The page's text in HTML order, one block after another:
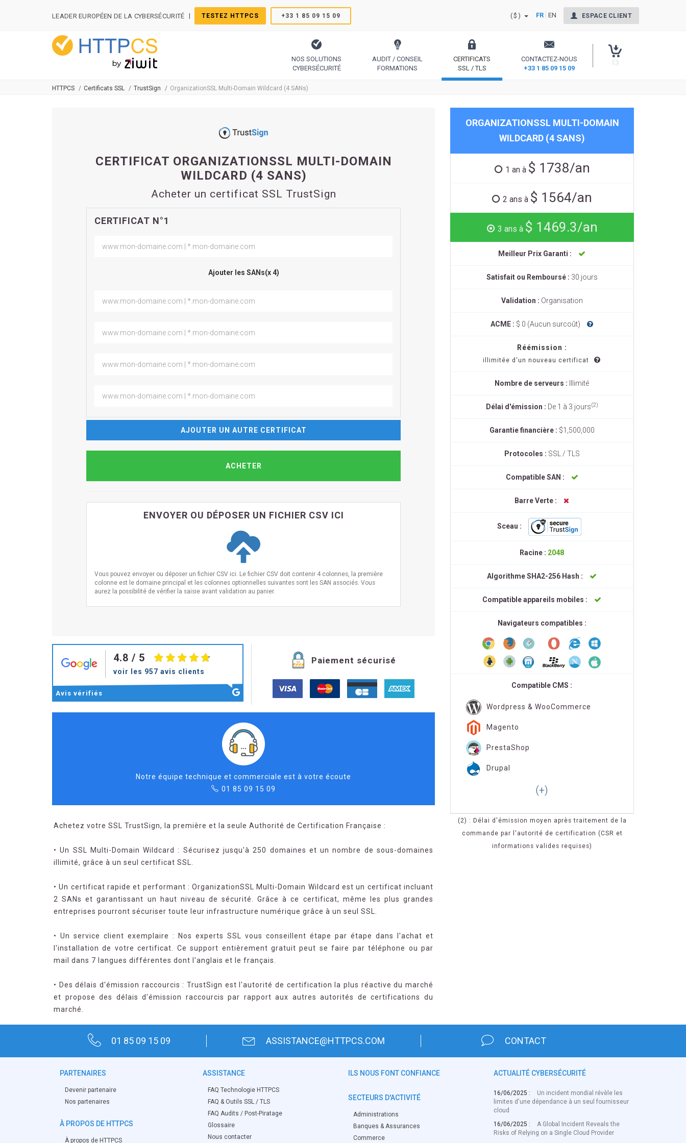
LEADER EUROPÉEN DE LA CYBERSÉCURITÉ | TESTEZ HTTPCS +33 1 85 09 15 09 ($) FR EN ESPACE CLIENT
NOS SOLUTIONS
CYBERSÉCURITÉ
AUDIT / CONSEIL
FORMATIONS
CERTIFICATS
SSL / TLS
CONTACTEZ-NOUS
+33 1 85 09 15 09
(0)
HTTPCS Certificats SSL TrustSign OrganizationSSL Multi-Domain Wildcard (4 SANs)
CERTIFICAT ORGANIZATIONSSL MULTI-DOMAIN
WILDCARD (4 SANS)
Acheter un certificat SSL TrustSign
CERTIFICAT N°1
Ajouter les SANs(x 4)
AJOUTER UN AUTRE CERTIFICAT
ENVOYER OU DÉPOSER UN FICHIER CSV ICI
Vous pouvez envoyer ou déposer un fichier CSV ici. Le fichier CSV doit contenir 4 colonnes, la première
colonne est le domaine principal et les colonnes optionnelles suivantes sont les SAN associés. Vous
aurez la possibilité de vérifier la saisie avant validation au panier.
4.8 / 5
voir les 957 avis clients
Avis vérifiés
Paiement sécurisé
Notre équipe technique et commerciale est à votre écoute
01 85 09 15 09
Achetez votre SSL TrustSign, la première et la seule Authorité de Certification Française :
• Un SSL Multi-Domain Wildcard : Sécurisez jusqu'à 250 domaines et un nombre de sous-domaines
illimité, grâce à un seul certificat SSL.
• Un certificat rapide et performant : OrganizationSSL Multi-Domain Wildcard est un certificat incluant
2 SANs et garantissant un haut niveau de sécurité. Grâce à ce certificat, même les plus grandes
entreprises pourront sécuriser toute leur infrastructure numérique grâce à un seul SSL.
• Un service client exemplaire : Nos experts SSL vous conseillent étape par étape dans l'achat et
l'installation de votre certificat. Ce support entièrement gratuit peut se faire par téléphone ou par
mail dans 7 langues différentes dont l'anglais et le français.
• Des délais d'émission raccourcis : TrustSign est l'autorité de certification la plus réactive du marché
et propose des délais d'émission raccourcis par rapport aux autres autorités de certifications du
marché.
ORGANIZATIONSSL MULTI-DOMAIN
WILDCARD (4 SANS)
1 an à $ 1738/an
2 ans à $ 1564/an
3 ans à $ 1469.3/an
Meilleur Prix Garanti :
Satisfait ou Remboursé : 30 jours
Validation : Organisation
ACME : $ 0 (Aucun surcoût)
Réémission :
illimitée d'un nouveau certificat
Nombre de serveurs : Illimité
Délai d'émission : De 1 à 3 jours(2)
Garantie financière : $1,500,000
Protocoles : SSL / TLS
Compatible SAN :
Barre Verte :
Sceau :
Racine : 2048
Algorithme SHA2-256 Hash :
Compatible appareils mobiles :
Navigateurs compatibles :
Compatible CMS :
Wordpress & WooCommerce
Magento
PrestaShop
Drupal
(2) : Délai d'émission moyen après traitement de la
commande par l'autorité de certification (CSR et
informations valides requises)
01 85 09 15 09 ASSISTANCE@HTTPCS.COM CONTACT
PARTENAIRES
Devenir partenaire
Nos partenaires
À PROPOS DE HTTPCS
À propos de HTTPCS
ASSISTANCE
FAQ Technologie HTTPCS
FAQ & Outils SSL / TLS
FAQ Audits / Post-Piratage
Glossaire
Nous contacter
ILS NOUS FONT CONFIANCE
SECTEURS D'ACTIVITÉ
Administrations
Banques & Assurances
Commerce
ACTUALITÉ CYBERSÉCURITÉ
16/06/2025 :
Un incident mondial révèle les
limites d'une dépendance à un seul fournisseur
cloud
16/06/2025 :
A Global Incident Reveals the
Risks of Relying on a Single Cloud Provider